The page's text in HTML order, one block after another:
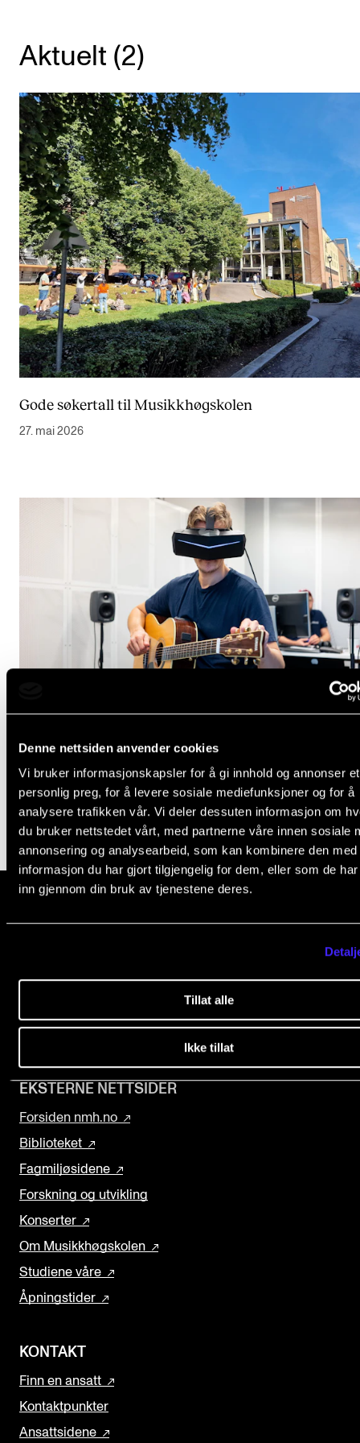
Denne nettsiden anvender cookies
Vi bruker informasjonskapsler for å gi innhold og annonser et
personlig preg, for å levere sosiale mediefunksjoner og for å
analysere trafikken vår. Vi deler dessuten informasjon om
du bruker nettstedet vårt, med partnerne våre innen sosiale
annonsering og analysearbeid, som kan kombinere den med
informasjon du har gjort tilgjengelig for dem, eller som de
inn gjennom din bruk av tjenestene deres.
Tillat alle
Ikke tillat
Gjennomføre konserter og arrangementer
Plakat, program og markedsføring
Offentlige konserter
Interne konserter og arrangementer
Låne utstyr
PRAKTISK
Canvas
IT og digitale tjenester
Sibelius – Notation Software
Rom, bygg, saler og studio
Semesterregistrering
STUDENTLIV
Si ifra!
Betalte spilleoppdrag
Mangfold og likestilling
AKTUELT
Etter noter nyhetsbrev
KONTAKTER
Studentutvalet SUT
Biblioteket
Aktuelt (2)
Gode søkertall til Musikkhøgskolen
27. mai 2026
0369 Oslo, Norway
post@nmh.no
EKSTERNE NETTSIDER
Forsiden nmh.no
Biblioteket
Fagmiljøsidene
Forskning og utvikling
Konserter
Om Musikkhøgskolen
Studiene våre
Åpningstider
KONTAKT
Finn en ansatt
Kontaktpunkter
Ansattsidene